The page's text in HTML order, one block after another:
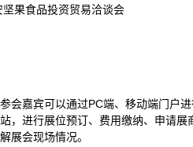
果食品投资贸易洽谈会
会嘉宾可以通过PC端、移动端门户
，进行展位预订、费用缴纳、申请
展会现场情况。